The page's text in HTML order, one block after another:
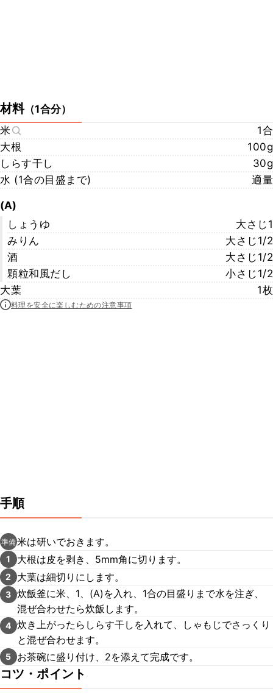
材料（1合分）
米
1合
大根
100g
しらす干し
30g
水 (1合の目盛まで)
適量
(A)
しょうゆ
大さじ1
みりん
大さじ1/2
酒
大さじ1/2
顆粒和風だし
小さじ1/2
大葉
1枚
料理を安全に楽しむための注意事項
手順
準備米は研いでおきます。
1 大根は皮を剥き、5mm角に切ります。
2 大葉は細切りにします。
3 炊飯釜に米、1、(A)を入れ、1合の目盛りまで水を注ぎ、
混ぜ合わせたら炊飯します。
4 炊き上がったらしらす干しを入れて、しゃもじでさっくり
と混ぜ合わせます。
5 お茶碗に盛り付け、2を添えて完成です。
コツ・ポイント